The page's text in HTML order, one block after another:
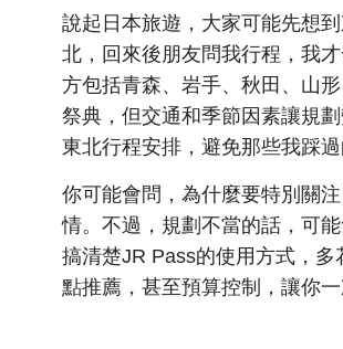
說起日本旅遊，大家可能先想
北，回來後朋友問我行程，我
方包括青森、岩手、秋田、山
祭典，但交通和季節因素讓規
東北行程安排，避免那些我踩過
你可能會問，為什麼要特別關
情。不過，規劃不當的話，可
搞清楚JR Pass的使用方式，
點推薦，甚至預算控制，讓你一